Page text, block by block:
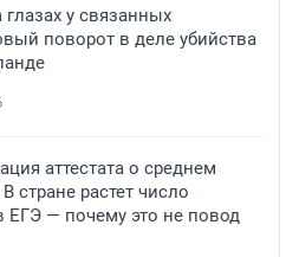
у связанных
поворот в деле убийства
аттестата о среднем
стране растет число
ЕГЭ — почему это не повод